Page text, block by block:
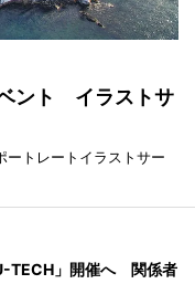
ント イラストサ
ートレートイラストサー
TECH」開催へ 関係者